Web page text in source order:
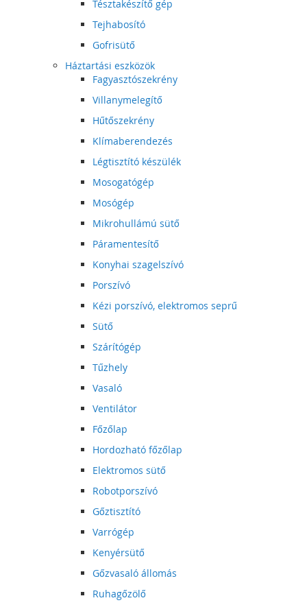
Tésztakészítő gép
Tejhabosító
Gofrisütő
Háztartási eszközök
Fagyasztószekrény
Villanymelegítő
Hűtőszekrény
Klímaberendezés
Légtisztító készülék
Mosogatógép
Mosógép
Mikrohullámú sütő
Páramentesítő
Konyhai szagelszívó
Porszívó
Kézi porszívó, elektromos seprű
Sütő
Szárítógép
Tűzhely
Vasaló
Ventilátor
Főzőlap
Hordozható főzőlap
Elektromos sütő
Robotporszívó
Gőztisztító
Varrógép
Kenyérsütő
Gőzvasaló állomás
Ruhagőzölő